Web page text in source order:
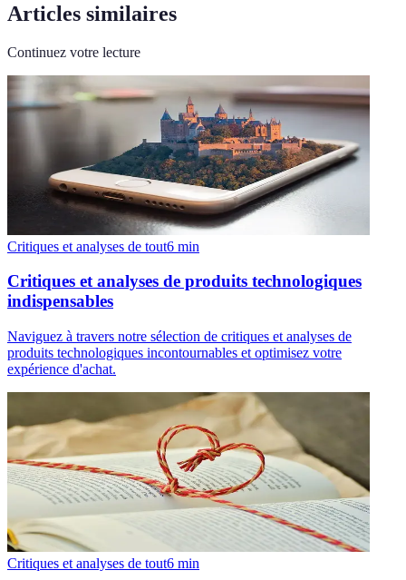
Articles similaires
Continuez votre lecture
Critiques et analyses de tout6 min
Critiques et analyses de produits technologiques
indispensables
Naviguez à travers notre sélection de critiques et analyses de
produits technologiques incontournables et optimisez votre
expérience d'achat.
Critiques et analyses de tout6 min